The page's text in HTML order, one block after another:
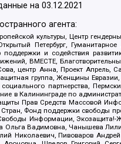
на03.12.2021
агента:
культуры, Центр
Петербург, Гуманитарное
и содействия
ВМЕСТЕ,
центр Анна, Проект
группа, Женщины
партнерства,
Калининграде по
Прав Средств Массовой
Фонд поддержки свободы
Информации,
Вадимовна, Чанышева
Николаевич, Пивоваров